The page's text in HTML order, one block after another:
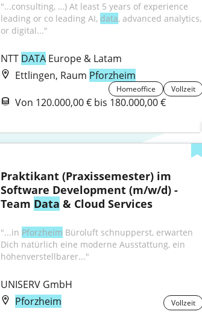
"...consulting, …) At least 5 years of experience
leading or co leading AI, data, advanced analytics,
or digital..."
NTT DATA Europe & Latam
Ettlingen, Raum Pforzheim
Homeoffice Vollzeit
Von 120.000,00 € bis 180.000,00 €
Praktikant (Praxissemester) im
Software Development (m/w/d) -
Team Data & Cloud Services
"...in Pforzheim Büroluft schnupperst, erwarten
Dich natürlich eine moderne Ausstattung, ein
höhenverstellbarer..."
UNISERV GmbH
Pforzheim
Vollzeit